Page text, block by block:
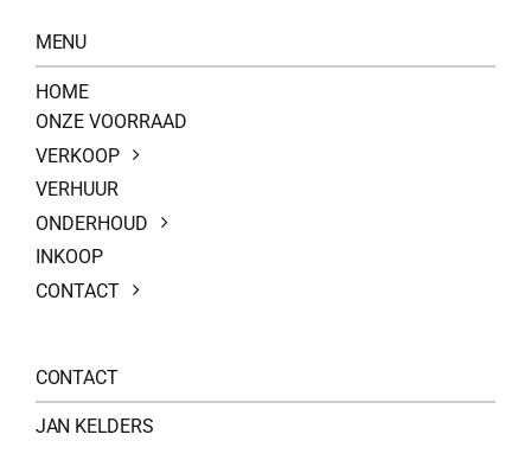
MENU
HOME
ONZE VOORRAAD
VERKOOP
VERHUUR
ONDERHOUD
INKOOP
CONTACT
CONTACT
JAN KELDERS